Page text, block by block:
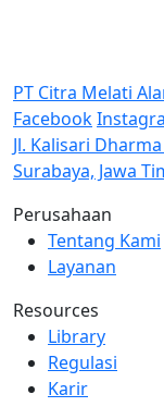
PT Citra Melati
Facebook
Jl. Kalisari
Surabaya, Jawa
Perusahaan
Tentang Kami
Layanan
Resources
Library
Regulasi
Karir